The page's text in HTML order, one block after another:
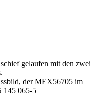
gelaufen mit den zwei
der MEX56705 im
145 065-5